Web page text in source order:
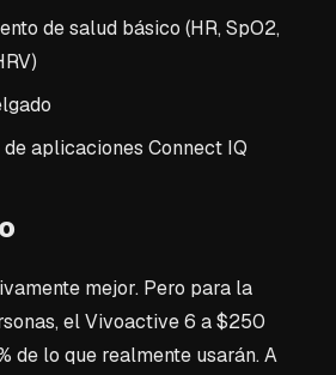
de salud básico (HR, SpO2,
aplicaciones Connect IQ
mejor. Pero para la
el Vivoactive 6 a $250
de lo que realmente usarán. A